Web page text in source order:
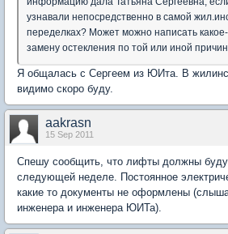
узнавали непосредственно в самой
переделках? Может можно написать
замену остекления по той или иной
Я общалась с Сергеем из ЮИта. В
видимо скоро буду.
aakrasn
15 Sep 2011
Спешу сообщить, что лифты должны
следующей неделе. Постоянное
какие то документы не оформлены
инженера и инженера ЮИТа).